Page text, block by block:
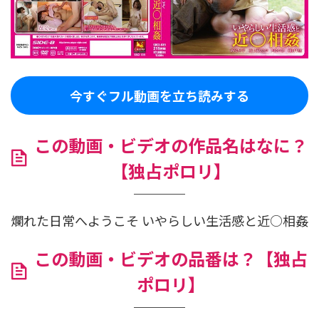
今すぐフル動画を立ち読みする
この動画・ビデオの作品名はなに？
【独占ポロリ】
爛れた日常へようこそ いやらしい生活感と近○相姦
この動画・ビデオの品番は？【独占
ポロリ】